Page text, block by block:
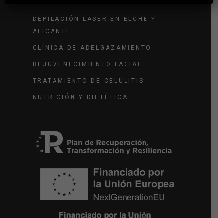
TRATAMIENTO DE VARICES
DEPILACIÓN LASER EN ELCHE Y
ALICANTE
CLÍNICA DE ADELGAZAMIENTO
REJUVENECIMIENTO FACIAL
TRATAMIENTO DE CELULITIS
NUTRICIÓN Y DIETÉTICA